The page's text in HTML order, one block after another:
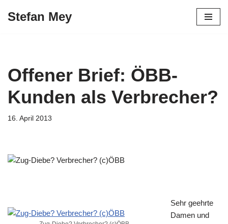
Stefan Mey
Offener Brief: ÖBB-
Kunden als Verbrecher?
16. April 2013
Sehr geehrte
Damen und